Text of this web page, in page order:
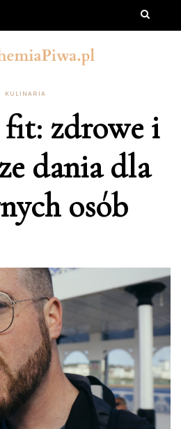
KULINARIA
zdrowe i
dania dla
osób